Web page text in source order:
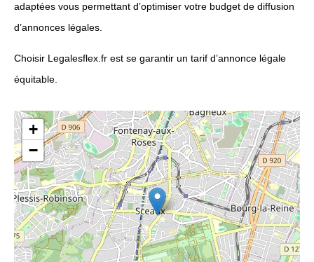
adaptées vous permettant d’optimiser votre budget de diffusion
d’annonces légales.
Choisir Legalesflex.fr est se garantir un tarif d’annonce légale
équitable.
+
−